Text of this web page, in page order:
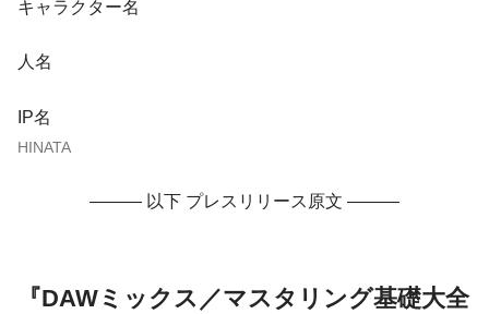
キャラクター名
人名
IP名
HINATA
——— 以下 プレスリリース原文 ———
『DAWミックス／マスタリング基礎大全